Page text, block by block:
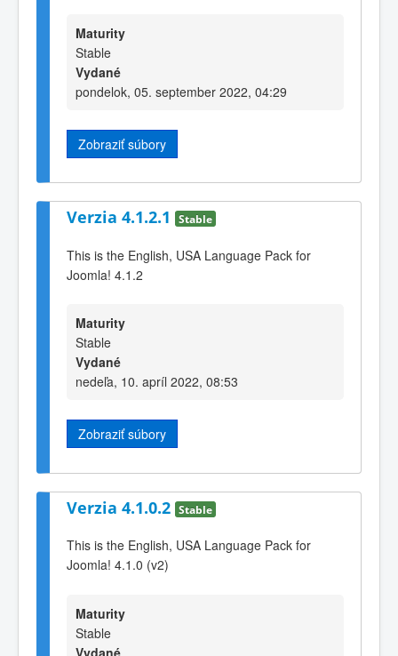
Maturity
Stable
Vydané
pondelok, 05. september 2022, 04:29
Zobraziť súbory
Verzia 4.1.2.1 Stable
This is the English, USA Language Pack for
Joomla! 4.1.2
Maturity
Stable
Vydané
nedeľa, 10. apríl 2022, 08:53
Zobraziť súbory
Verzia 4.1.0.2 Stable
This is the English, USA Language Pack for
Joomla! 4.1.0 (v2)
Maturity
Stable
Vydané